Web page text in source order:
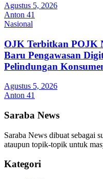
Agustus 5, 2026
Anton 41
Nasional
OJK Terbitkan POJK
Baru Pengawasan
Pelindungan
Agustus 5, 2026
Anton 41
Saraba News
Saraba News dibuat sebagai
ataupun topik-topik untuk
Kategori